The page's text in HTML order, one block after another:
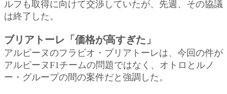
ルフも取得に向けて交渉していたが、先週、その協議
は終了した。
ブリアトーレ「価格が高すぎた」
アルピーヌのフラビオ・ブリアトーレは、今回の件が
アルピーヌF1チームの問題ではなく、オトロとルノ
ー・グループの間の案件だと強調した。